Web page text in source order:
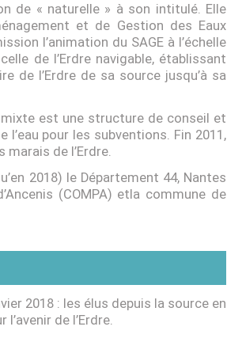
de « naturelle » à son intitulé. Elle
et de Gestion des Eaux
l’animation du SAGE à l’échelle
de l’Erdre navigable, établissant
de l’Erdre de sa source jusqu’à sa
est une structure de conseil et
pour les subventions. Fin 2011,
marais de l’Erdre.
2018) le Département 44, Nantes
(COMPA) etla commune de
2018 : les élus depuis la source en
de l’Erdre.